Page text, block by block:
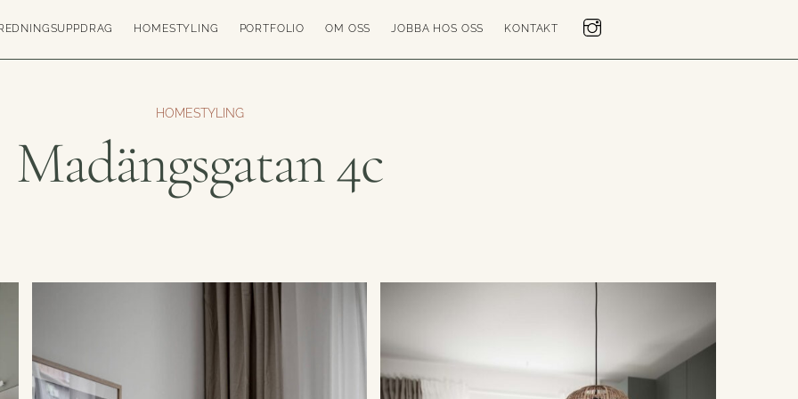
HOMESTYLING PORTFOLIO OM OSS JOBBA HOS OSS KONTAKT
HOMESTYLING
Madängsgatan 4c